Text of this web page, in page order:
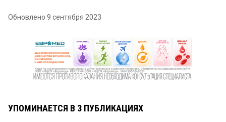
Обновлено 9 сентября 2023
УПОМИНАЕТСЯ В 3 ПУБЛИКАЦИЯХ